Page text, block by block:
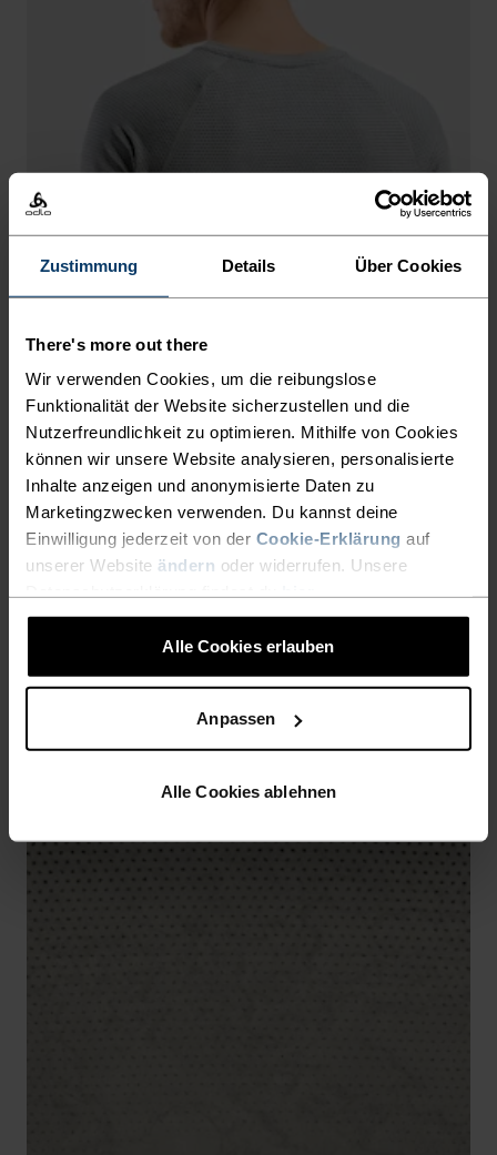
Zustimmung Details Über Cookies
There's more out there
Wir verwenden Cookies, um die reibungslose
Funktionalität der Website sicherzustellen und die
Nutzerfreundlichkeit zu optimieren. Mithilfe von Cookies
können wir unsere Website analysieren, personalisierte
Inhalte anzeigen und anonymisierte Daten zu
Marketingzwecken verwenden. Du kannst deine
Einwilligung jederzeit von der Cookie-Erklärung auf
unserer Website ändern oder widerrufen. Unsere
Alle Cookies erlauben
Anpassen
Alle Cookies ablehnen
-10°
-15°
-25°
-30°
-20°
-25°
NAHTLOSES DESIGN
Nahtlose Konstruktion für eine körpernahe Passform